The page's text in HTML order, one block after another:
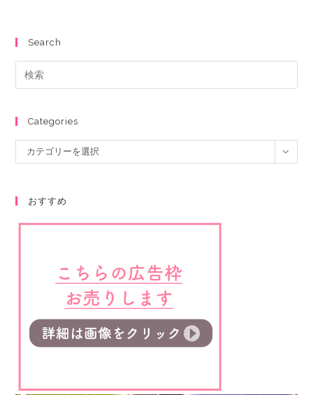
Search
Categories
カテゴリーを選択
おすすめ